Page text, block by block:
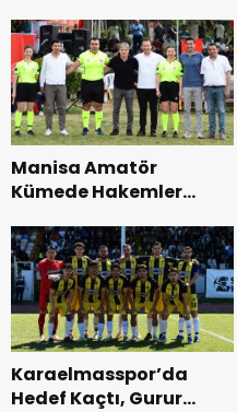
Manisa Amatör
Kümede Hakemler
Karaelmasspor’da
Hedef Kaçtı, Gurur